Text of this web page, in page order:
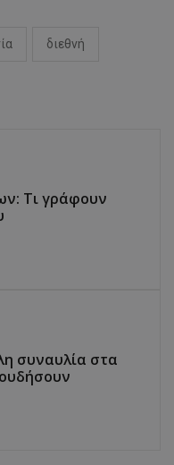
διεθνή
Τι γράφουν
συναυλία στα